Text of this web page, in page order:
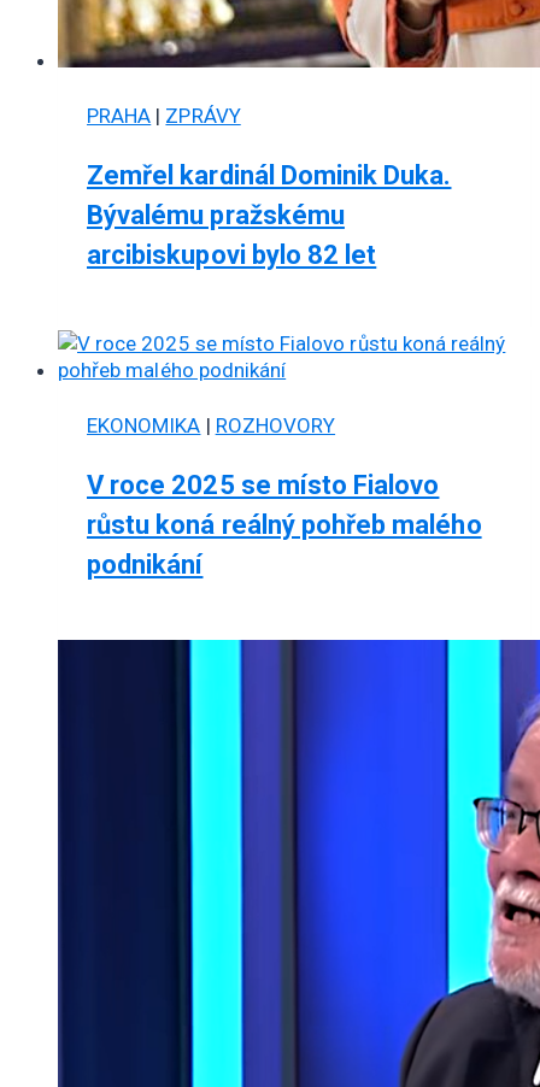
PRAHA | ZPRÁVY
Zemřel kardinál Dominik Duka.
Bývalému pražskému
arcibiskupovi bylo 82 let
EKONOMIKA | ROZHOVORY
V roce 2025 se místo Fialovo
růstu koná reálný pohřeb malého
podnikání